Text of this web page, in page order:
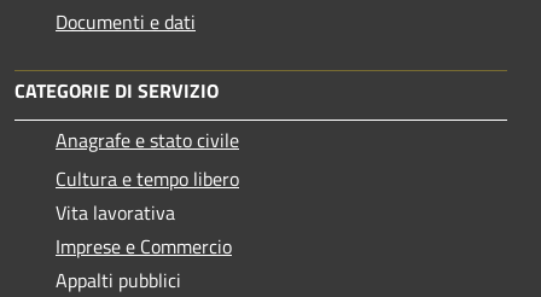
Documenti e dati
CATEGORIE DI SERVIZIO
Anagrafe e stato civile
Cultura e tempo libero
Vita lavorativa
Imprese e Commercio
Appalti pubblici